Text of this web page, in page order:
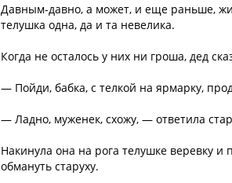
Давным-давно, а может, и еще раньше,
телушка одна, да и та невелика.
Когда не осталось у них ни гроша, дед
— Пойди, бабка, с телкой на ярмарку,
— Ладно, муженек, схожу, — ответила
Накинула она на рога телушке веревку
обмануть старуху.